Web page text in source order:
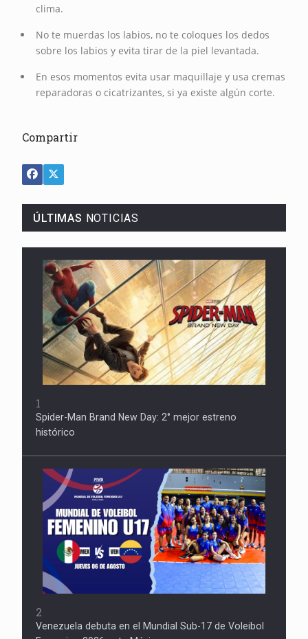
clima.
No te muerdas los labios, no te coloques los dedos
sobre los labios y evita tirar de la piel levantada.
En esos momentos evita usar maquillaje y usa cremas
reparadoras o cicatrizantes, si ya existe algún corte.
Compartir
ÚLTIMAS NOTICIAS
1
Spider-Man Brand New Day: 2° mejor estreno
histórico
2
Venezuela debuta en el Mundial Sub-17 de Voleibol